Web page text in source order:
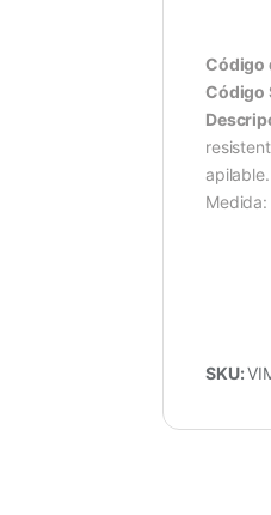
Código
Código
SKU: